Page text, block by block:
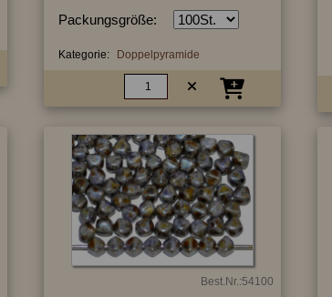
Packungsgröße:
Kategorie: Doppelpyramide
Best.Nr.:54100